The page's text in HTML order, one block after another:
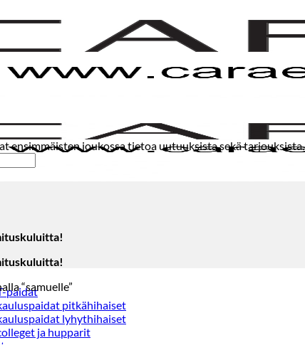
paidat
pitkähihaiset
lyhythihaiset
ja hupparit
ensimmäisten joukossa tietoa uutuuksista sekä tarjouksista.
“samuelle”